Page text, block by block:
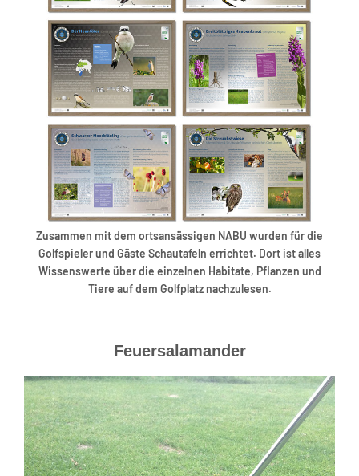
Zusammen mit dem ortsansässigen NABU wurden für die
Golfspieler und Gäste Schautafeln errichtet. Dort ist alles
Wissenswerte über die einzelnen Habitate, Pflanzen und
Tiere auf dem Golfplatz nachzulesen.
Feuersalamander